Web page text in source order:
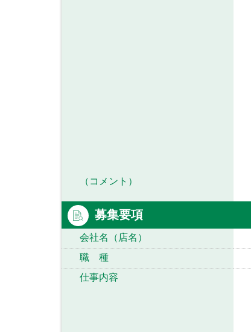
（コメント）
募集要項
会社名（店名）
職 種
仕事内容